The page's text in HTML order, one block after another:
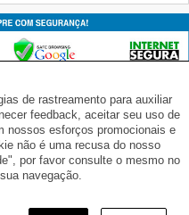
de rastreamento para auxiliar
feedback, aceitar seu uso de
nossos esforços promocionais e
não é uma recusa do nosso
por favor consulte o mesmo no
navegação.